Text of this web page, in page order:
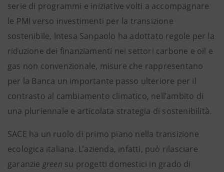
serie di programmi e iniziative volti a accompagnare
le PMI verso investimenti per la transizione
sostenibile, Intesa Sanpaolo ha adottato regole per la
riduzione dei finanziamenti nei settori carbone e oil e
gas non convenzionale, misure che rappresentano
per la Banca un importante passo ulteriore per il
contrasto al cambiamento climatico, nell’ambito di
una pluriennale e articolata strategia di sostenibilità.
SACE ha un ruolo di primo piano nella transizione
ecologica italiana. L’azienda, infatti, può rilasciare
garanzie green su progetti domestici in grado di